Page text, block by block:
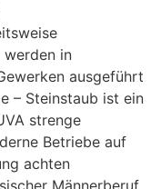
in
ausgeführt
– Steinstaub ist ein
strenge
Betriebe auf
achten
Männerberuf.